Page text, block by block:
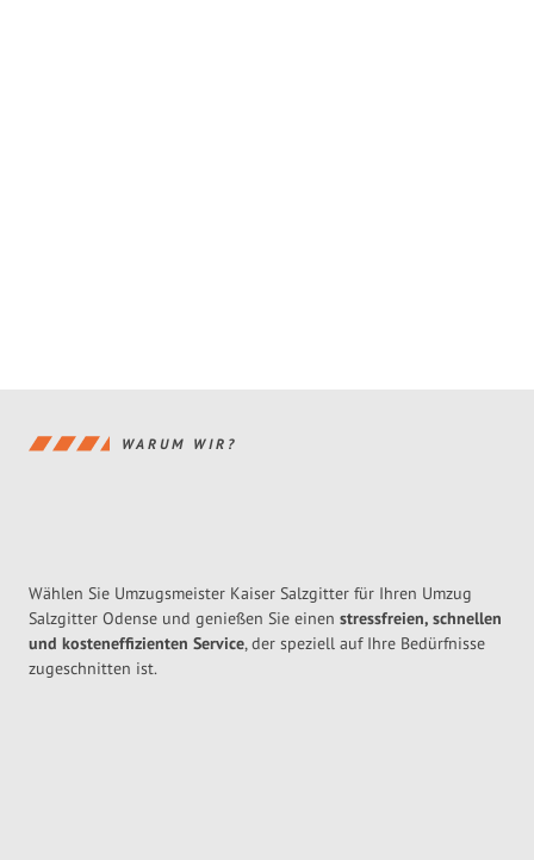
WARUM WIR?
Wählen Sie Umzugsmeister Kaiser Salzgitter für Ihren Umzug
Salzgitter Odense und genießen Sie einen stressfreien, schnellen
und kosteneffizienten Service, der speziell auf Ihre Bedürfnisse
zugeschnitten ist.